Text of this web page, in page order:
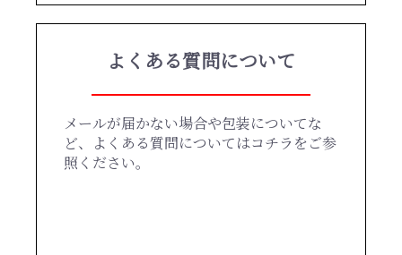
よくある質問について
メールが届かない場合や包装についてな
ど、よくある質問についてはコチラをご参
照ください。